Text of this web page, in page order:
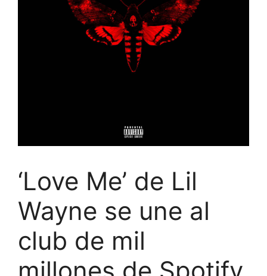
‘Love Me’ de Lil
Wayne se une al
club de mil